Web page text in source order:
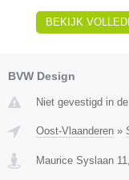
BEKIJK
BVW Design
Niet gevestigd in
Oost-Vlaanderen »
Maurice Syslaan 11,